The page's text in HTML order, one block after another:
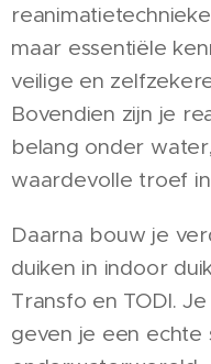
maar essentiële
veilige en
Bovendien zijn je
belang onder
waardevolle troef
Daarna bouw je
duiken in indoor
Transfo en TODI.
geven je een echte